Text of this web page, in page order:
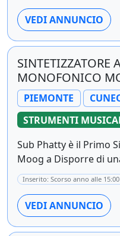
VEDI ANNUNCIO
SINTETIZZATORE
MONOFONICO
PIEMONTE
STRUMENTI
Sub Phatty è il Primo
Moog a Disporre di
Inserito: Scorso anno alle 15:00
VEDI ANNUNCIO